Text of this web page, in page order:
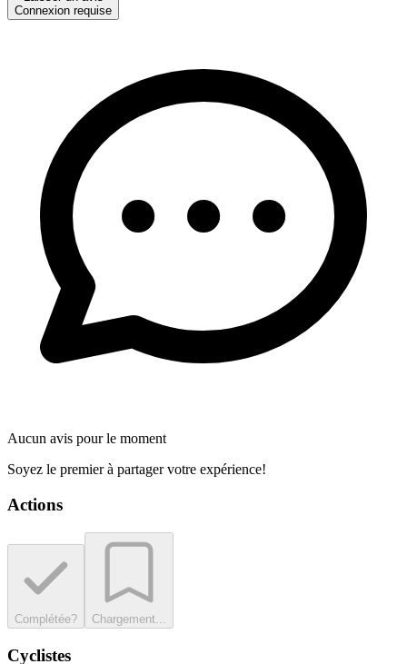
Connexion requise
Aucun avis pour le moment
Soyez le premier à partager votre expérience!
Actions
Complétée? Chargement...
Cyclistes